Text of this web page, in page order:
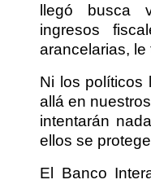
llegó busca
ingresos
arancelarias,
Ni los políticos
allá en
intentarán
ellos se
El Banco